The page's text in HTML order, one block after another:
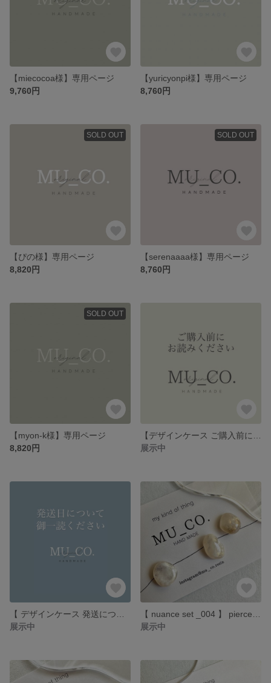
【miecocoa様】専用ページ
9,760円
【yuricyonpi様】専用ページ
8,760円
SOLD OUT
【ぴの様】専用ページ
8,820円
SOLD OUT
【serenaaaa様】専用ページ
8,760円
SOLD OUT
【myon-k様】専用ページ
8,820円
展示中
展示中
展示中